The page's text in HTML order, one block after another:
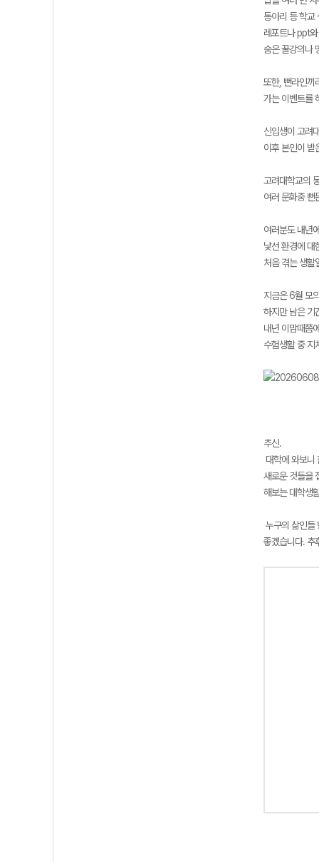
동아리 등 학교
레포트나 ppt
숨은 꿀강의나
또한, 뻔라인끼
가는 이벤트를
신입생이 고려
이후 본인이 받
고려대학교의
여러 문화중 뻔
여러분도 내년
낯선 환경에 대
처음 겪는 생활
지금은 6월 모
하지만 남은 기
내년 이맘때쯤
수험생활 중 지
추신.
대학에 와보니
새로운 것들을
해보는 대학생
누구의 삶인들
좋겠습니다. 추